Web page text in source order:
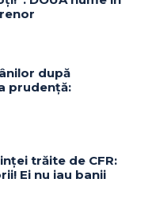
după
prudență:
trăite de CFR:
Ei nu iau banii